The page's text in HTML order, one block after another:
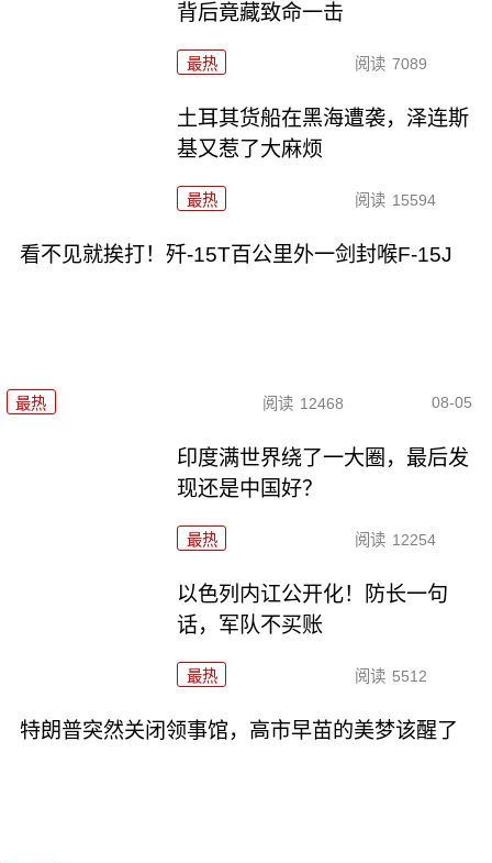
背后竟藏致命一击
最热 阅读 7089
土耳其货船在黑海遭袭，泽连斯
基又惹了大麻烦
最热 阅读 15594
看不见就挨打！歼-15T百公里外一剑封喉F-15J
最热 阅读 12468 08-05
印度满世界绕了一大圈，最后发
现还是中国好？
最热 阅读 12254
以色列内讧公开化！防长一句
话，军队不买账
最热 阅读 5512
特朗普突然关闭领事馆，高市早苗的美梦该醒了